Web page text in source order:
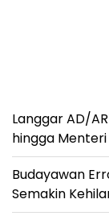
Langgar AD/
hingga
Budayawan
Semakin